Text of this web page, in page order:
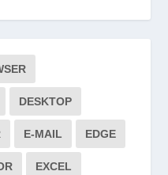
DESKTOP
E-MAIL EDGE
EXCEL